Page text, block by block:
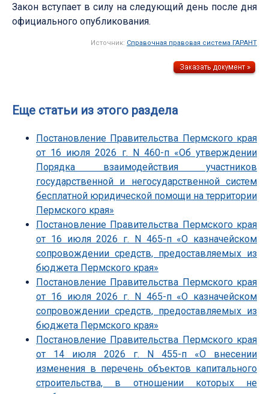
Закон вступает в силу на следующий день после дня
официального опубликования.
Источник: Справочная правовая система ГАРАНТ
Еще статьи из этого раздела
Постановление Правительства Пермского края
от 16 июля 2026 г. N 460-п «Об утверждении
Порядка взаимодействия участников
государственной и негосударственной систем
бесплатной юридической помощи на территории
Пермского края»
Постановление Правительства Пермского края
от 16 июля 2026 г. N 465-п «О казначейском
сопровождении средств, предоставляемых из
бюджета Пермского края»
Постановление Правительства Пермского края
от 16 июля 2026 г. N 465-п «О казначейском
сопровождении средств, предоставляемых из
бюджета Пермского края»
Постановление Правительства Пермского края
от 14 июля 2026 г. N 455-п «О внесении
изменения в перечень объектов капитального
строительства, в отношении которых не